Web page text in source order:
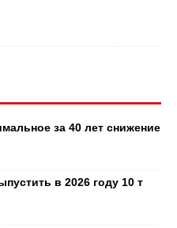
за 40 лет снижение
в 2026 году 10 т